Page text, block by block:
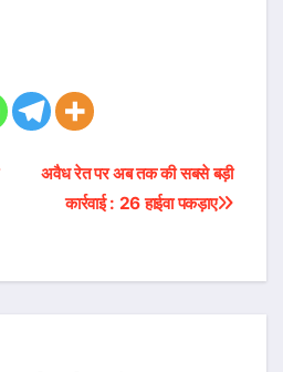
अवैध रेत पर अब तक की सबसे बड़ी
कार्रवाई : 26 हाईवा पकड़ाए